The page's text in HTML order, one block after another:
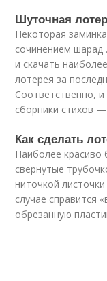
Шуточная
Некоторая
сочинением
и скачать
лотерея за
Соответственно,
сборники стихов
Как сделать
Наиболее красиво
свернутые
ниточкой
случае справится
обрезанную